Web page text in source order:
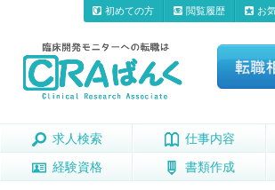
初めての方 閲覧履歴 お
求人検索
求人検索 仕事内容
仕事内容
経験資格
経験資格 書類作成
書類作成